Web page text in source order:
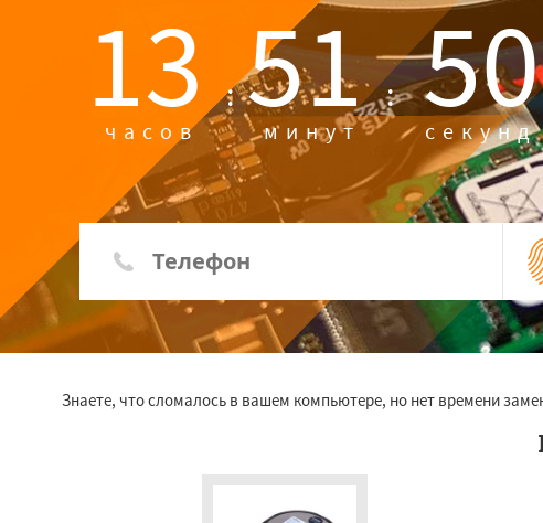
13 :
часов 51 :
минут 48
секунд
Знаете, что сломалось в вашем компьютере, но нет времени